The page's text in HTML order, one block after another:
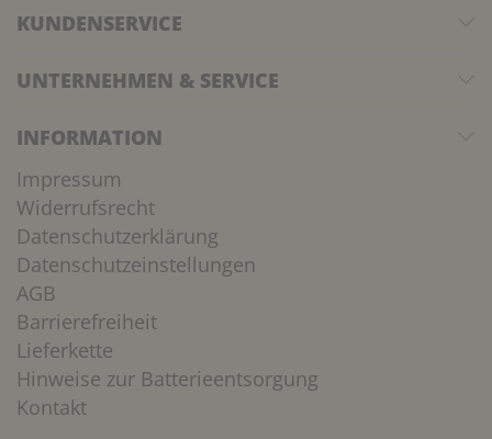
KUNDENSERVICE
UNTERNEHMEN & SERVICE
INFORMATION
Impressum
Widerrufsrecht
Datenschutzerklärung
Datenschutzeinstellungen
AGB
Barrierefreiheit
Lieferkette
Hinweise zur Batterieentsorgung
Kontakt